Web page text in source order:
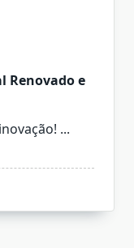
Renovado e
...